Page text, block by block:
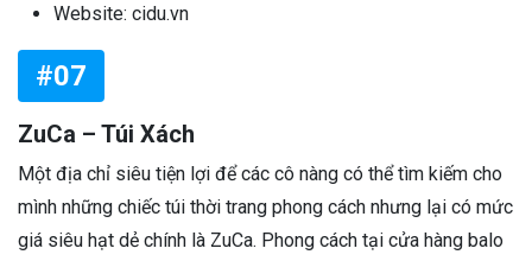
Website: cidu.vn
#07
ZuCa – Túi Xách
Một địa chỉ siêu tiện lợi để các cô nàng có thể tìm kiếm cho
mình những chiếc túi thời trang phong cách nhưng lại có mức
giá siêu hạt dẻ chính là ZuCa. Phong cách tại cửa hàng balo